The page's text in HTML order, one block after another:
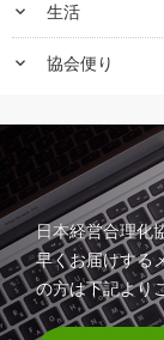
keyboard_arrow_down 生活
keyboard_arrow_down 協会便り
日本経営合理化
早くお届けする
の方は下記より